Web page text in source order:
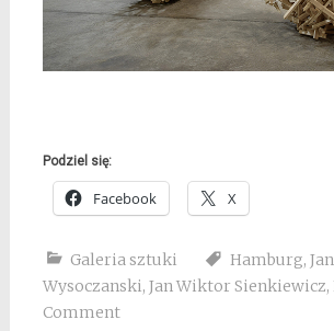
Podziel się:
Facebook X
Galeria sztuki Hamburg,
Wysoczanski, Jan Wiktor Sienkiewicz,
Comment